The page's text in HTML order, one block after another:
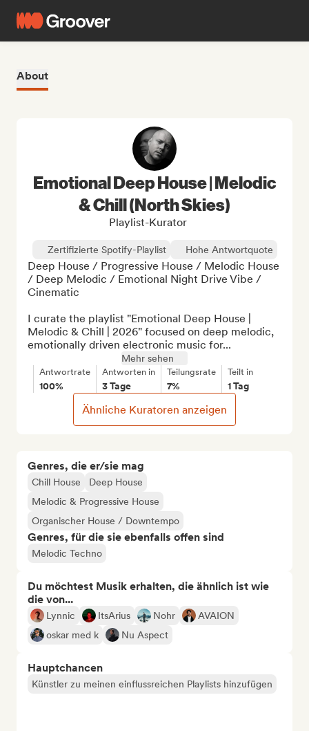
About
Genres, die er/sie mag
Chill House
Deep House
Melodic & Progressive House
Organischer House / Downtempo
Genres, für die sie ebenfalls offen sind
Melodic Techno
Du möchtest Musik erhalten, die ähnlich ist wie
die von...
Lynnic ItsArius Nohr
AVAION
oskar med k
Nu Aspect
Hauptchancen
Künstler zu meinen einflussreichen Playlists hinzufügen
Emotional Deep House | Melodic
& Chill (North Skies)
Playlist-Kurator
Zertifizierte Spotify-Playlist Hohe Antwortquote
Deep House / Progressive House / Melodic House
/ Deep Melodic / Emotional Night Drive Vibe /
Cinematic
I curate the playlist "Emotional Deep House |
Melodic & Chill | 2026" focused on deep melodic,
emotionally driven electronic music for...
Mehr sehen
Antwortrate
100%
Antworten in
3 Tage
Teilungsrate
7%
Teilt in
1 Tag
Ähnliche Kuratoren anzeigen